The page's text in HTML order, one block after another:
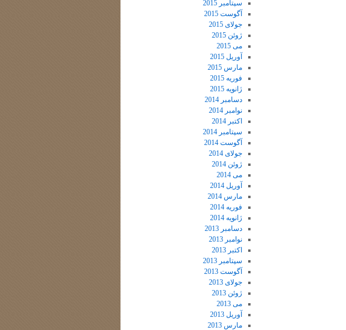
سپتامبر 2015
آگوست 2015
جولای 2015
ژوئن 2015
می 2015
آوریل 2015
مارس 2015
فوریه 2015
ژانویه 2015
دسامبر 2014
نوامبر 2014
اکتبر 2014
سپتامبر 2014
آگوست 2014
جولای 2014
ژوئن 2014
می 2014
آوریل 2014
مارس 2014
فوریه 2014
ژانویه 2014
دسامبر 2013
نوامبر 2013
اکتبر 2013
سپتامبر 2013
آگوست 2013
جولای 2013
ژوئن 2013
می 2013
آوریل 2013
مارس 2013